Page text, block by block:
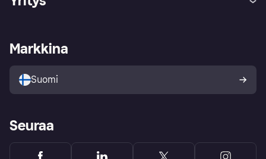
Kirjaudu sisään
Tutustu kauppoihin
Ostajan turva
Kirjaudu sisään yrityksenä
Markkina
Suomi
Seuraa